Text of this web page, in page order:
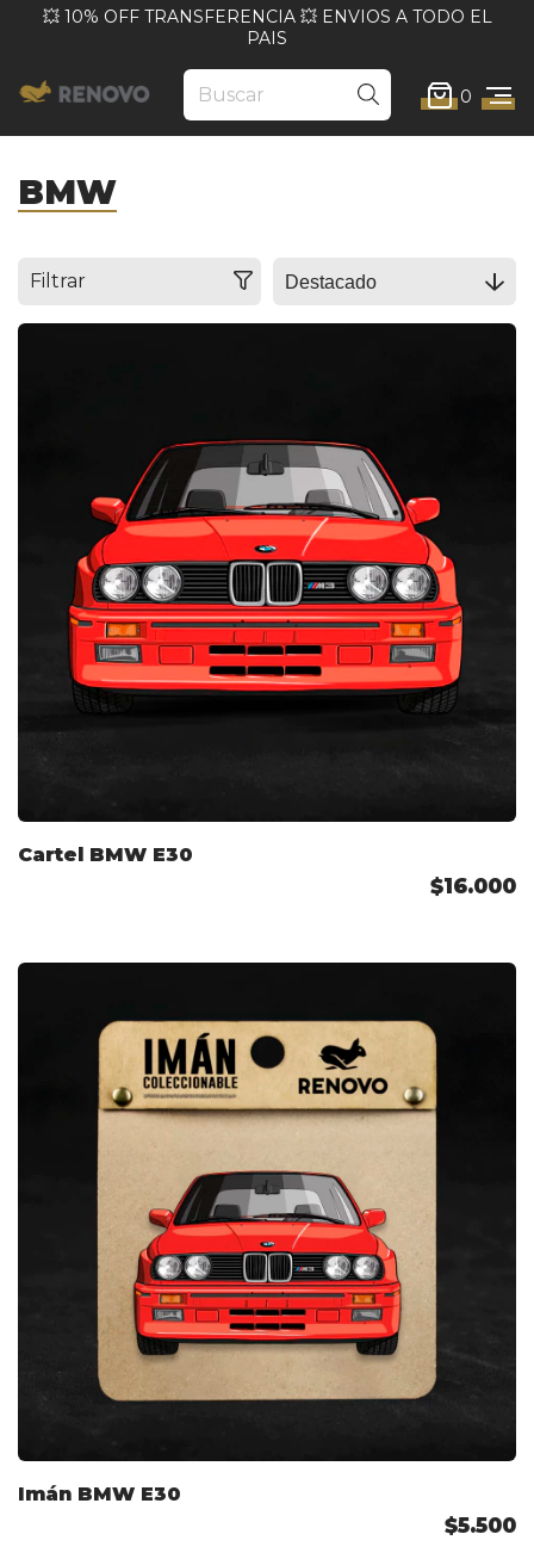
💥 10% OFF TRANSFERENCIA 💥 ENVIOS A TODO EL
PAIS
0
BMW
Filtrar
Cartel BMW E30
$16.000
Imán BMW E30
$5.500